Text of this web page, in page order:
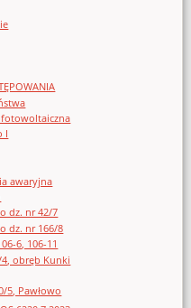
fotowoltaiczna
I
awaryjna
dz. nr 42/7
dz. nr 166/8
6, 106-11
obręb Kunki
5, Pawłowo